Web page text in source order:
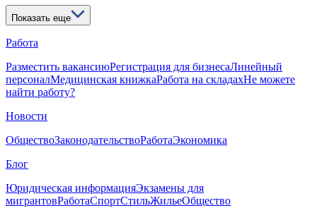
Показать еще
Работа
Разместить вакансиюРегистрация для бизнесаЛинейный
персоналМедицинская книжкаРабота на складахНе можете
найти работу?
Новости
ОбществоЗаконодательствоРаботаЭкономика
Блог
Юридическая информацияЭкзамены для
мигрантовРаботаСпортСтильЖильеОбщество